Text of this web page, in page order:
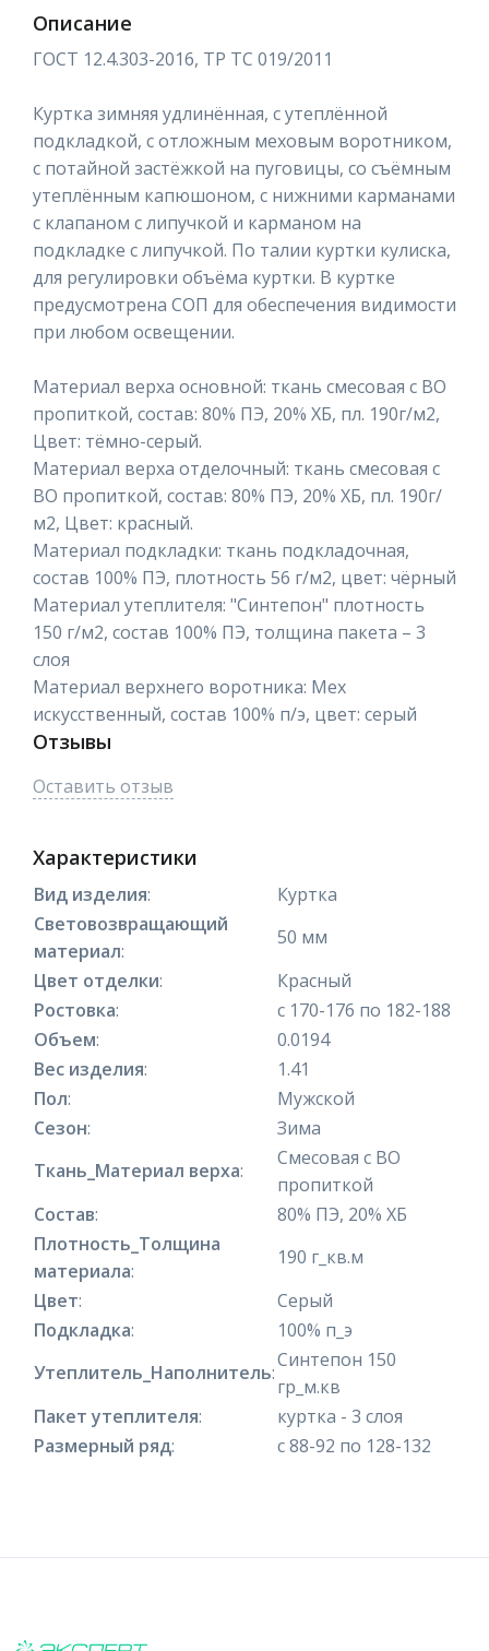
Описание
ГОСТ 12.4.303-2016, ТР ТС 019/2011
Куртка зимняя удлинённая, с утеплённой
подкладкой, с отложным меховым воротником,
с потайной застёжкой на пуговицы, со съёмным
утеплённым капюшоном, с нижними карманами
с клапаном с липучкой и карманом на
подкладке с липучкой. По талии куртки кулиска,
для регулировки объёма куртки. В куртке
предусмотрена СОП для обеспечения видимости
при любом освещении.
Материал верха основной: ткань смесовая с ВО
пропиткой, состав: 80% ПЭ, 20% ХБ, пл. 190г/м2,
Цвет: тёмно-серый.
Материал верха отделочный: ткань смесовая с
ВО пропиткой, состав: 80% ПЭ, 20% ХБ, пл. 190г/
м2, Цвет: красный.
Материал подкладки: ткань подкладочная,
состав 100% ПЭ, плотность 56 г/м2, цвет: чёрный
Материал утеплителя: "Синтепон" плотность
150 г/м2, состав 100% ПЭ, толщина пакета – 3
слоя
Материал верхнего воротника: Мех
искусственный, состав 100% п/э, цвет: серый
Отзывы
Оставить отзыв
Характеристики
Вид изделия:
Куртка
Световозвращающий
материал:
50 мм
Цвет отделки:
Красный
Ростовка:
с 170-176 по 182-188
Объем:
0.0194
Вес изделия:
1.41
Пол:
Мужской
Сезон:
Зима
Ткань_Материал верха:
Смесовая с ВО
пропиткой
Состав:
80% ПЭ, 20% ХБ
Плотность_Толщина
материала:
190 г_кв.м
Цвет:
Серый
Подкладка:
100% п_э
Утеплитель_Наполнитель:
Синтепон 150
гр_м.кв
Пакет утеплителя:
куртка - 3 слоя
Размерный ряд: с 88-92 по 128-132